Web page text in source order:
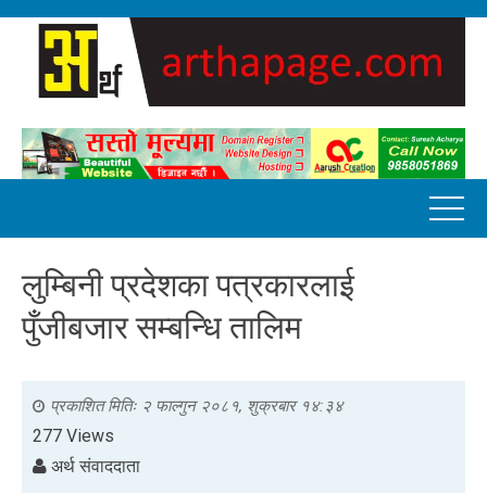
लुम्बिनी प्रदेशका पत्रकारलाई
पुँजीबजार सम्बन्धि तालिम
प्रकाशित मितिः २ फाल्गुन २०८१, शुक्रबार १४:३४
277 Views
अर्थ संवाददाता